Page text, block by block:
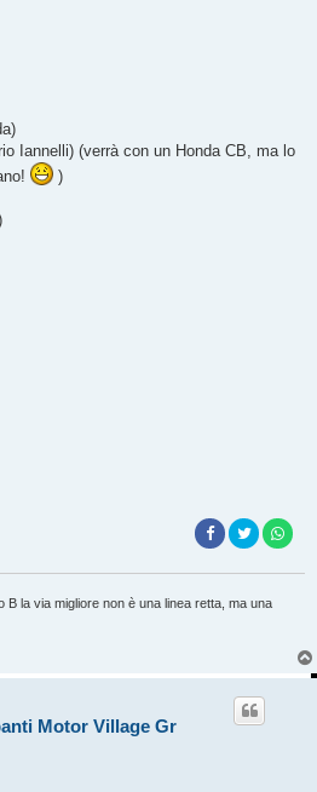
Iannelli) (verrà con un Honda CB, ma lo
)
B la via migliore non è una linea retta, ma una
Motor Village Gr